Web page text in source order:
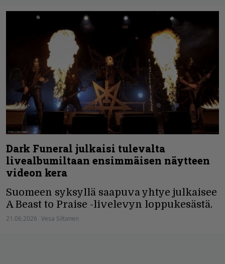
Dark Funeral julkaisi tulevalta
livealbumiltaan ensimmäisen näytteen
videon kera
Suomeen syksyllä saapuva yhtye julkaisee
A Beast to Praise -livelevyn loppukesästä.
21.06.2026 Vesa Siltanen